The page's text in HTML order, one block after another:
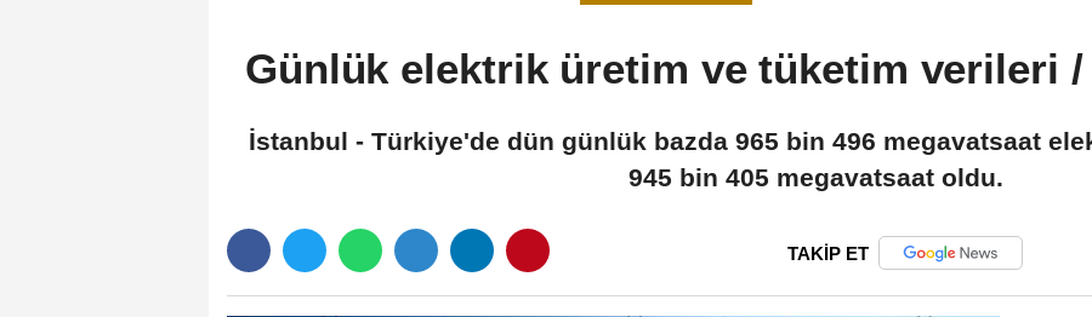
Günlük elektrik üretim ve tüketim verileri /
İstanbul - Türkiye'de dün günlük bazda 965 bin 496 megavatsaat
945 bin 405 megavatsaat oldu.
TAKİP ET